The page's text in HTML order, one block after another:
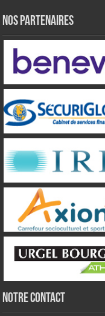
NOS PARTENAIRES
NOTRE CONTACT